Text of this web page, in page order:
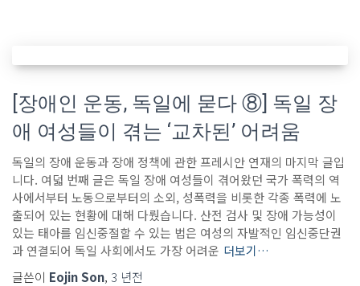
[장애인 운동, 독일에 묻다 ⑧] 독일 장
애 여성들이 겪는 ‘교차된’ 어려움
독일의 장애 운동과 장애 정책에 관한 프레시안 연재의 마지막 글입
니다. 여덟 번째 글은 독일 장애 여성들이 겪어왔던 국가 폭력의 역
사에서부터 노동으로부터의 소외, 성폭력을 비롯한 각종 폭력에 노
출되어 있는 현황에 대해 다뤘습니다. 산전 검사 및 장애 가능성이
있는 태아를 임신중절할 수 있는 법은 여성의 자발적인 임신중단권
과 연결되어 독일 사회에서도 가장 어려운 더보기…
글쓴이 Eojin Son, 3 년전